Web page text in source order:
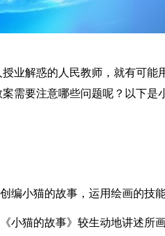
业解惑的人民教师，就有可能
需要注意哪些问题呢？以下是
编小猫的故事，运用绘画的技
小猫的故事》较生动地讲述所